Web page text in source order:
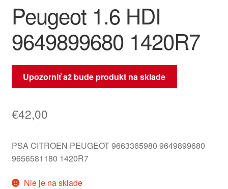
Reklamačný poriadok
Peugeot 1.6 HDI
9649899680 1420R7
Upozorniť až bude produkt na sklade
€42,00
PSA CITROEN PEUGEOT 9663365980 9649899680
9656581180 1420R7
Nie je na sklade